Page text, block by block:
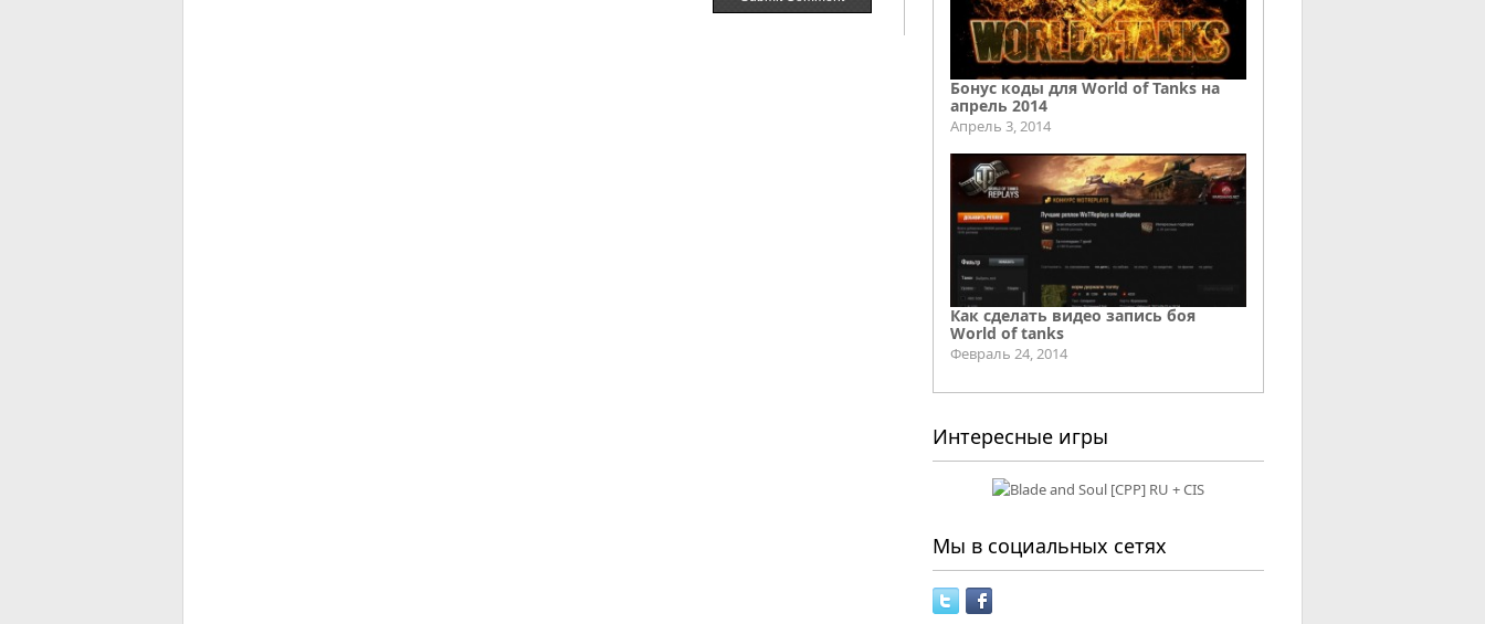
Бонус коды для World of Tanks на
апрель 2014
Апрель 3, 2014
Как сделать видео запись боя
World of tanks
Февраль 24, 2014
Интересные игры
Мы в социальных сетях